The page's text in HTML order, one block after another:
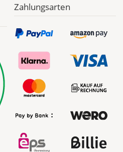
Zahlungsarten